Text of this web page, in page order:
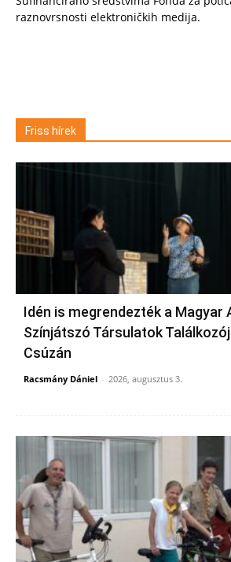
raznovrsnosti elektroničkih medija.
Friss hírek
Idén is megrendezték a Magyar
Színjátszó Társulatok
Csúzán
Racsmány Dániel - 2026, augusztus 3.